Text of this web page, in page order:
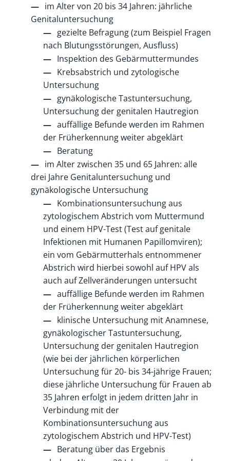
im Alter von 20 bis 34 Jahren: jährliche
Genitaluntersuchung
gezielte Befragung (zum Beispiel Fragen
nach Blutungsstörungen, Ausfluss)
Inspektion des Gebärmuttermundes
Krebsabstrich und zytologische
Untersuchung
gynäkologische Tastuntersuchung,
Untersuchung der genitalen Hautregion
auffällige Befunde werden im Rahmen
der Früherkennung weiter abgeklärt
Beratung
im Alter zwischen 35 und 65 Jahren: alle
drei Jahre Genitaluntersuchung und
gynäkologische Untersuchung
Kombinationsuntersuchung aus
zytologischem Abstrich vom Muttermund
und einem HPV-Test (Test auf genitale
Infektionen mit Humanen Papillomviren);
ein vom Gebärmutterhals entnommener
Abstrich wird hierbei sowohl auf HPV als
auch auf Zellveränderungen untersucht
auffällige Befunde werden im Rahmen
der Früherkennung weiter abgeklärt
klinische Untersuchung mit Anamnese,
gynäkologischer Tastuntersuchung,
Untersuchung der genitalen Hautregion
(wie bei der jährlichen körperlichen
Untersuchung für 20- bis 34-jährige Frauen;
diese jährliche Untersuchung für Frauen ab
35 Jahren erfolgt in jedem dritten Jahr in
Verbindung mit der
Kombinationsuntersuchung aus
zytologischem Abstrich und HPV-Test)
Beratung über das Ergebnis